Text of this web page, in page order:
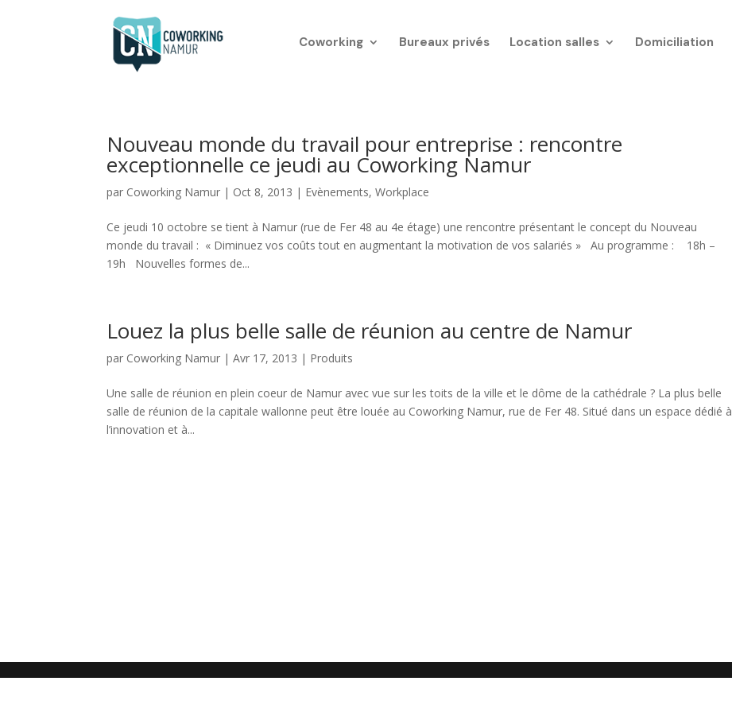
Coworking Bureaux privés Location salles Domiciliation
Nouveau monde du travail pour entreprise : rencontre
exceptionnelle ce jeudi au Coworking Namur
par Coworking Namur | Oct 8, 2013 | Evènements,Workplace
Ce jeudi 10 octobre se tient à Namur (rue de Fer 48 au 4e étage) une rencontre présentant le concept du Nouveau
monde du travail : « Diminuez vos coûts tout en augmentant la motivation de vos salariés » Au programme : 18h –
19h Nouvelles formes de...
Louez la plus belle salle de réunion au centre de Namur
par Coworking Namur |Avr 17, 2013 | Produits
Une salle de réunion en plein coeur de Namur avec vue sur les toits de la ville et le dôme de la cathédrale ? La plus belle
salle de réunion de la capitale wallonne peut être louée au Coworking Namur, rue de Fer 48. Situé dans un espace dédié à
l’innovation et à...